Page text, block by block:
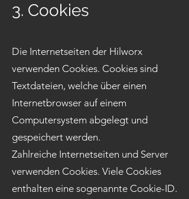
3. Cookies
Die Internetseiten der Hilworx
verwenden Cookies. Cookies sind
Textdateien, welche über einen
Internetbrowser auf einem
Computersystem abgelegt und
gespeichert werden.
Zahlreiche Internetseiten und Server
verwenden Cookies. Viele Cookies
enthalten eine sogenannte Cookie-ID.